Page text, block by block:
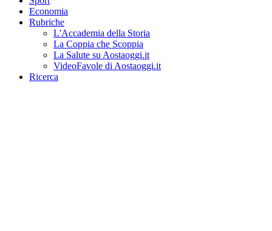
Economia
Rubriche
L'Accademia della Storia
La Coppia che Scoppia
La Salute su Aostaoggi.it
VideoFavole di Aostaoggi.it
Ricerca